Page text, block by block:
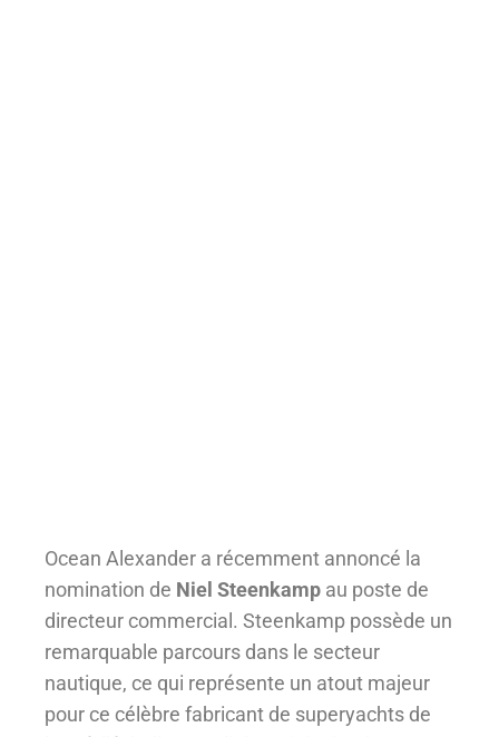
Ocean Alexander a récemment annoncé la
nomination de Niel Steenkamp au poste de
directeur commercial. Steenkamp possède un
remarquable parcours dans le secteur
nautique, ce qui représente un atout majeur
pour ce célèbre fabricant de superyachts de